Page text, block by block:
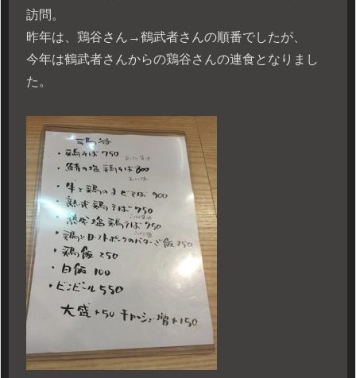
訪問。
昨年は、鶏谷さん→鶴武者さんの順番でしたが、
今年は鶴武者さんからの鶏谷さんの連食となりまし
た。